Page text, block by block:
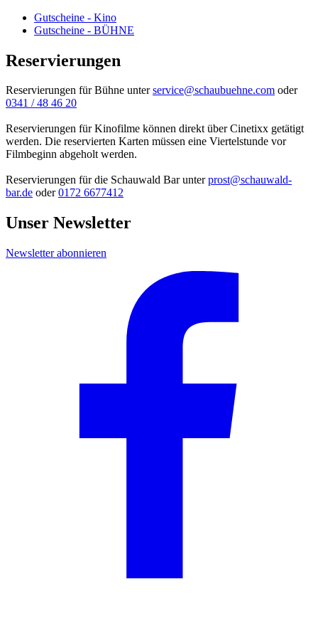
Gutscheine - Kino
Gutscheine - BÜHNE
Reservierungen
Reservierungen für Bühne unterservice@schaubuehne.com oder
0341 / 48 46 20
Reservierungen für Kinofilme können direkt über Cinetixx getätigt
werden. Die reservierten Karten müssen eine Viertelstunde vor
Filmbeginn abgeholt werden.
Reservierungen für die Schauwald Bar unterprost@schauwald-
bar.de oder0172 6677412
Unser Newsletter
Newsletter abonnieren